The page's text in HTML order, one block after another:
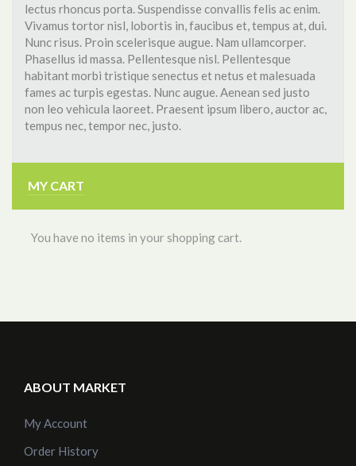
lectus rhoncus porta. Suspendisse convallis felis ac enim.
Vivamus tortor nisl, lobortis in, faucibus et, tempus at, dui.
Nunc risus. Proin scelerisque augue. Nam ullamcorper.
Phasellus id massa. Pellentesque nisl. Pellentesque
habitant morbi tristique senectus et netus et malesuada
fames ac turpis egestas. Nunc augue. Aenean sed justo
non leo vehicula laoreet. Praesent ipsum libero, auctor ac,
tempus nec, tempor nec, justo.
MY CART
You have no items in your shopping cart.
ABOUT MARKET
My Account
Order History